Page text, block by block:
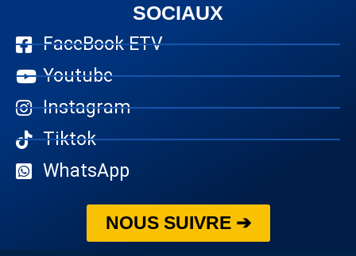
SOCIAUX
FaceBook ETV
Youtube
Instagram
Tiktok
WhatsApp
NOUS SUIVRE ➔